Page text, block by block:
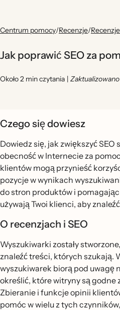
Centrum pomocy/Recenzje/
Jak poprawić SEO za
Około 2 min czytania |
Czego się dowiesz
Dowiedz się, jak zwiększyć
obecność w Internecie za
klientów mogą przynieść
pozycje w wynikach
do stron produktów i
używają Twoi klienci, aby
O recenzjach i SEO
Wyszukiwarki zostały
znaleźć treści, których szukają.
wyszukiwarek biorą pod uwagę
określić, które witryny są godne
Zbieranie i funkcje opinii
pomóc w wielu z tych